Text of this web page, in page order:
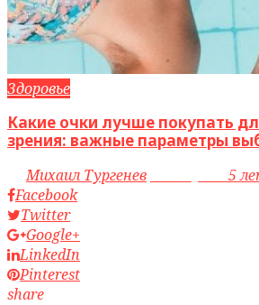
Здоровье
Какие очки лучше покупать
зрения: важные параметры
byМихаил Тургенев
5
Facebook
Twitter
Google+
LinkedIn
Pinterest
share